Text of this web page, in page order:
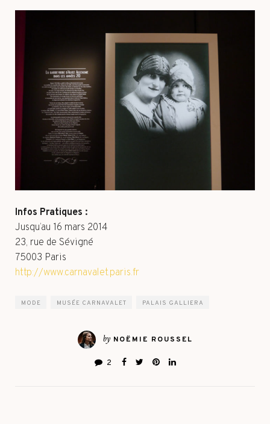
Infos Pratiques :
Jusqu’au 16 mars 2014
23, rue de Sévigné
75003 Paris
http://www.carnavalet.paris.fr
MODE MUSÉE CARNAVALET PALAIS GALLIERA
by NOËMIE ROUSSEL
2